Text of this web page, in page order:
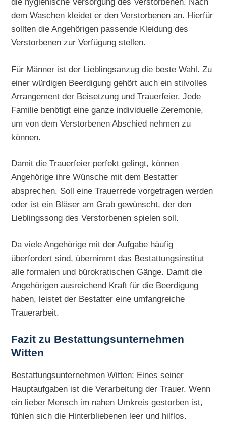
dem Waschen kleidet er den Verstorbenen an. Hierfür
sollten die Angehörigen passende Kleidung des
Verstorbenen zur Verfügung stellen.
Für Männer ist der Lieblingsanzug die beste Wahl. Zu
einer würdigen Beerdigung gehört auch ein stilvolles
Arrangement der Beisetzung und Trauerfeier. Jede
Familie benötigt eine ganze individuelle Zeremonie,
um von dem Verstorbenen Abschied nehmen zu
können.
Damit die Trauerfeier perfekt gelingt, können
Angehörige ihre Wünsche mit dem Bestatter
absprechen. Soll eine Trauerrede vorgetragen werden
oder ist ein Bläser am Grab gewünscht, der den
Lieblingssong des Verstorbenen spielen soll.
Da viele Angehörige mit der Aufgabe häufig
überfordert sind, übernimmt das Bestattungsinstitut
alle formalen und bürokratischen Gänge. Damit die
Angehörigen ausreichend Kraft für die Beerdigung
haben, leistet der Bestatter eine umfangreiche
Trauerarbeit.
Fazit zu Bestattungsunternehmen
Witten
Bestattungsunternehmen Witten: Eines seiner
Hauptaufgaben ist die Verarbeitung der Trauer. Wenn
ein lieber Mensch im nahen Umkreis gestorben ist,
fühlen sich die Hinterbliebenen leer und hilflos.